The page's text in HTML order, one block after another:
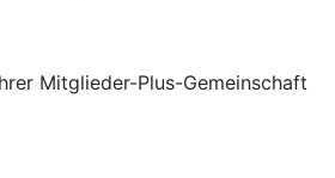
Mitglieder-Plus-Gemeinschaft